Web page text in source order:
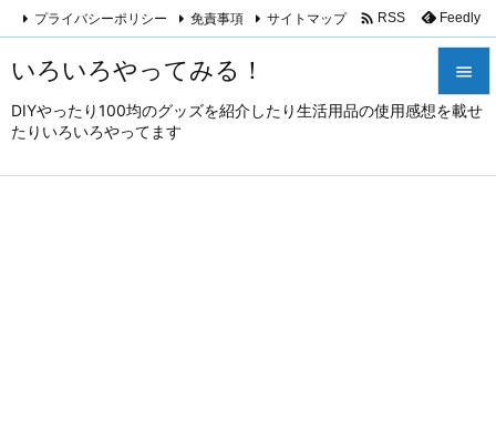
いろいろやってみる！
DIYやったり100均のグッズを紹介したり生活用品の使用感想を載せ
たりいろいろやってます



プライバシーポリシー 免責事項 サイトマップ  RSS Feedly